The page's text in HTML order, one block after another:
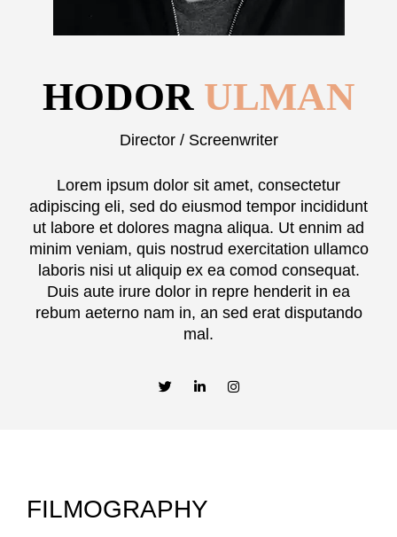
HODOR ULMAN
Director / Screenwriter
Lorem ipsum dolor sit amet, consectetur
adipiscing eli, sed do eiusmod tempor incididunt
ut labore et dolores magna aliqua. Ut ennim ad
minim veniam, quis nostrud exercitation ullamco
laboris nisi ut aliquip ex ea comod consequat.
Duis aute irure dolor in repre henderit in ea
rebum aeterno nam in, an sed erat disputando
mal.
FILMOGRAPHY